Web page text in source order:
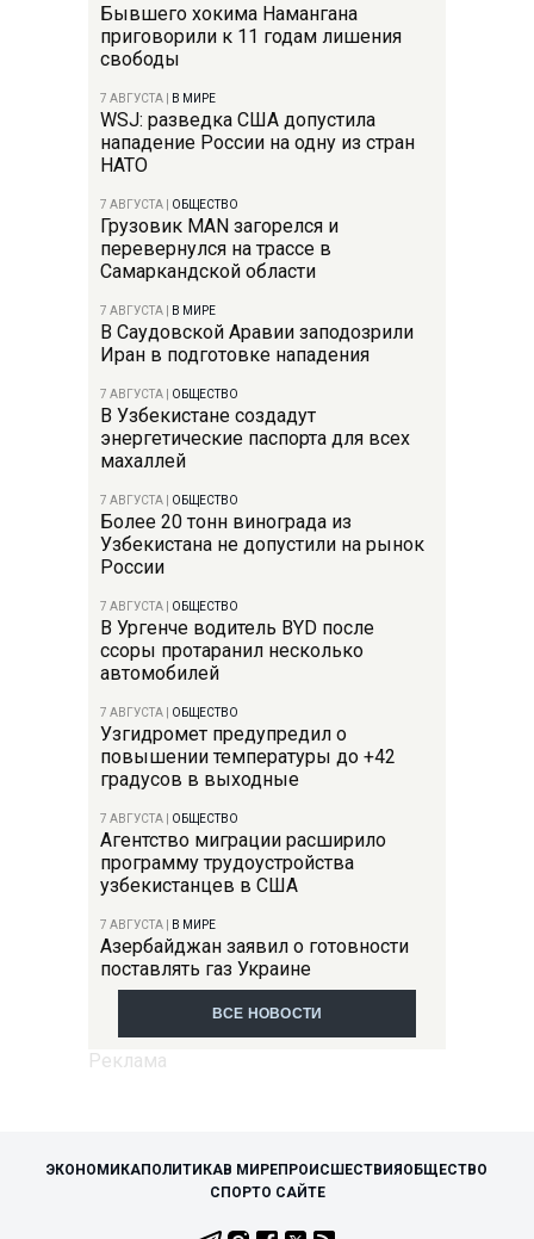
Бывшего хокима Намангана
приговорили к 11 годам лишения
свободы
7 АВГУСТА В МИРЕ
WSJ: разведка США допустила
нападение России на одну из стран
НАТО
7 АВГУСТА ОБЩЕСТВО
Грузовик MAN загорелся и
перевернулся на трассе в
Самаркандской области
7 АВГУСТА В МИРЕ
В Саудовской Аравии заподозрили
Иран в подготовке нападения
7 АВГУСТА ОБЩЕСТВО
В Узбекистане создадут
энергетические паспорта для всех
махаллей
7 АВГУСТА ОБЩЕСТВО
Более 20 тонн винограда из
Узбекистана не допустили на рынок
России
7 АВГУСТА ОБЩЕСТВО
В Ургенче водитель BYD после
ссоры протаранил несколько
автомобилей
7 АВГУСТА ОБЩЕСТВО
Узгидромет предупредил о
повышении температуры до +42
градусов в выходные
7 АВГУСТА ОБЩЕСТВО
Агентство миграции расширило
программу трудоустройства
узбекистанцев в США
7 АВГУСТА В МИРЕ
Азербайджан заявил о готовности
поставлять газ Украине
ВСЕ НОВОСТИ
ЭКОНОМИКАПОЛИТИКАВ МИРЕПРОИСШЕСТВИЯОБЩЕСТВО
СПОРТО САЙТЕ